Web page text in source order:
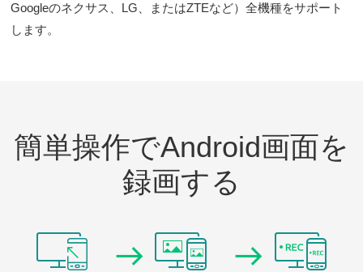
Googleのネクサス、LG、またはZTEなど）全機種をサポート
します。
簡単操作でAndroid画面を
録画する